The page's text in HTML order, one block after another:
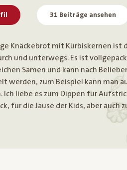
31 Beiträge ansehen
Knäckebrot mit Kürbiskernen ist
und unterwegs. Es ist
Samen und kann nach
werden, zum Beispiel kann man
Ich liebe es zum Dippen für
für die Jause der Kids, aber auch